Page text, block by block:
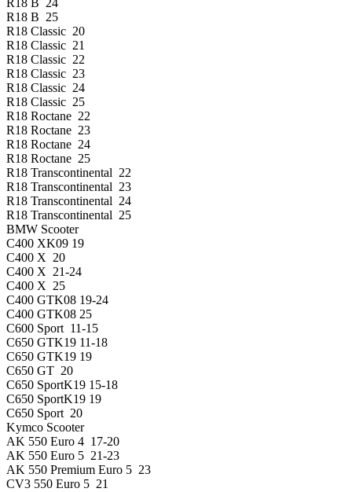
R18 B 24
R18 B 25
R18 Classic 20
R18 Classic 21
R18 Classic 22
R18 Classic 23
R18 Classic 24
R18 Classic 25
R18 Roctane 22
R18 Roctane 23
R18 Roctane 24
R18 Roctane 25
R18 Transcontinental 22
R18 Transcontinental 23
R18 Transcontinental 24
R18 Transcontinental 25
BMW Scooter
C400 XK09 19
C400 X 20
C400 X 21-24
C400 X 25
C400 GTK08 19-24
C400 GTK08 25
C600 Sport 11-15
C650 GTK19 11-18
C650 GTK19 19
C650 GT 20
C650 SportK19 15-18
C650 SportK19 19
C650 Sport 20
Kymco Scooter
AK 550 Euro 4 17-20
AK 550 Euro 5 21-23
AK 550 Premium Euro 5 23
CV3 550 Euro 5 21